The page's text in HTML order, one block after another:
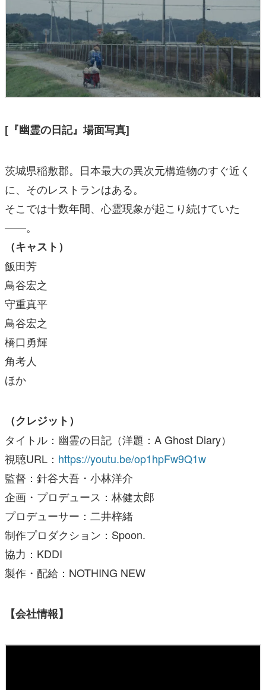
[『幽霊の日記』場面写真]
茨城県稲敷郡。日本最大の異次元構造物のすぐ近く
に、そのレストランはある。
そこでは十数年間、心霊現象が起こり続けていた
——。
（キャスト）
飯田芳
鳥谷宏之
守重真平
鳥谷宏之
橋口勇輝
角考人
ほか
（クレジット）
タイトル：幽霊の日記（洋題：A Ghost Diary）
視聴URL： https://youtu.be/op1hpFw9Q1w
監督：針谷大吾・小林洋介
企画・プロデュース：林健太郎
プロデューサー：二井梓緒
制作プロダクション：Spoon.
協力：KDDI
製作・配給：NOTHING NEW
【会社情報】